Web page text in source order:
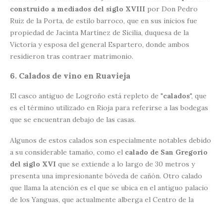
construido a mediados del siglo XVIII por Don Pedro
Ruiz de la Porta, de estilo barroco, que en sus inicios fue
propiedad de Jacinta Martínez de Sicilia, duquesa de la
Victoria y esposa del general Espartero, donde ambos
residieron tras contraer matrimonio.
6. Calados de vino en Ruavieja
El casco antiguo de Logroño está repleto de "calados", que
es el término utilizado en Rioja para referirse a las bodegas
que se encuentran debajo de las casas.
Algunos de estos calados son especialmente notables debido
a su considerable tamaño, como el calado de San Gregorio
del siglo XVI que se extiende a lo largo de 30 metros y
presenta una impresionante bóveda de cañón. Otro calado
que llama la atención es el que se ubica en el antiguo palacio
de los Yanguas, que actualmente alberga el Centro de la